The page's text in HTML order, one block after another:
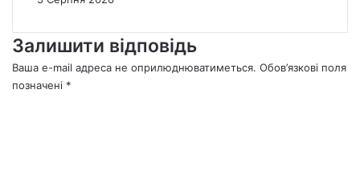
Залишити відповідь
Ваша e-mail адреса не оприлюднюватиметься. Обов’язкові поля
позначені *